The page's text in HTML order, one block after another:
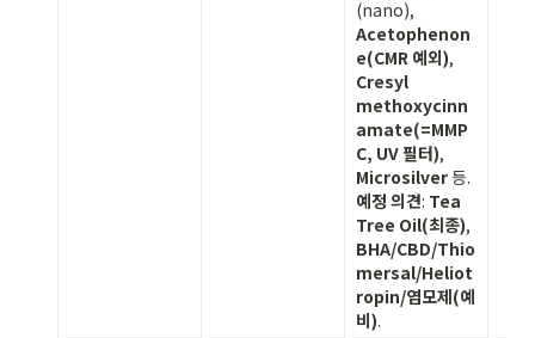
Acetophenon
e(CMR 예외)
Cresyl
methoxycinn
amate(=MMP
C, UV 필터)
Microsilver
예정 의견: Tea
Tree Oil(최종)
BHA/CBD/Thio
mersal/Heliot
ropin/염모제(예
비).